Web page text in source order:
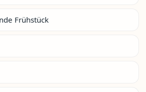
Frühstück